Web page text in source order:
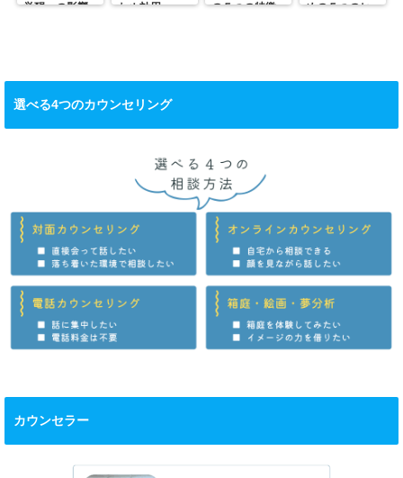
覚醒」の影響
わぬ効用
の５つの特徴
めの５つのヒ
選べる4つのカウンセリング
カウンセラー